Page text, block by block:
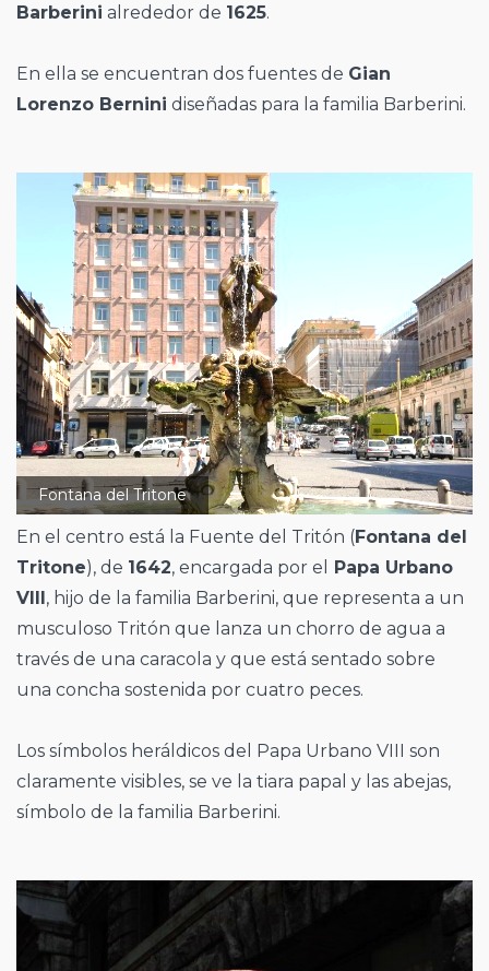
Barberini alrededor de 1625.
En ella se encuentran dos fuentes de Gian
Lorenzo Bernini diseñadas para la familia Barberini.
Fontana del Tritone
En el centro está la Fuente del Tritón (Fontana del
Tritone), de 1642, encargada por el
Papa Urbano
VIII, hijo de la familia Barberini, que representa a un
musculoso Tritón que lanza un chorro de agua a
través de una caracola y que está sentado sobre
una concha sostenida por cuatro peces.
Los símbolos heráldicos del Papa Urbano VIII son
claramente visibles, se ve la tiara papal y las abejas,
símbolo de la familia Barberini.